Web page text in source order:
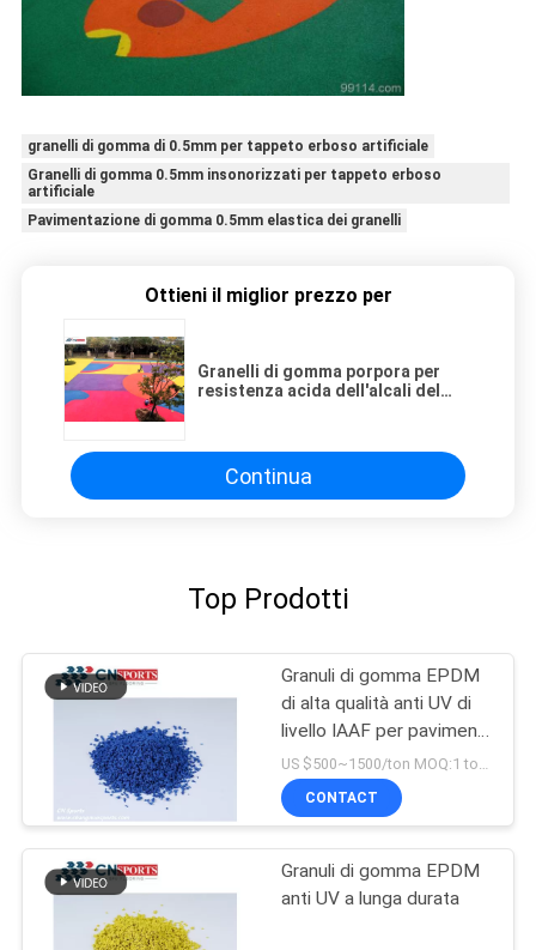
granelli di gomma di 0.5mm per tappeto erboso artificiale
Granelli di gomma 0.5mm insonorizzati per tappeto erboso
artificiale
Pavimentazione di gomma 0.5mm elastica dei granelli
Ottieni il miglior prezzo per
Granelli di gomma porpora per
resistenza acida dell'alcali del
Continua
Top Prodotti
Granuli di gomma EPDM
di alta qualità anti UV di
livello IAAF per pavimenti
per parchi giochi
CONTACT
Granuli di gomma EPDM
anti UV a lunga durata